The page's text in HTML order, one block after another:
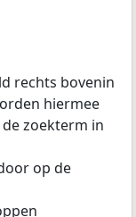
rechts bovenin
hiermee
zoekterm in
op de